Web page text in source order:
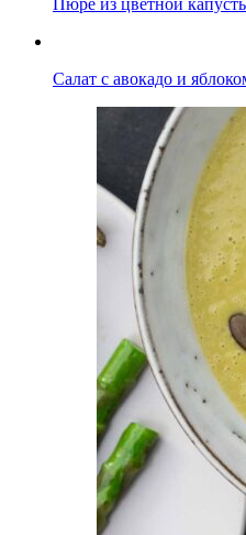
Салат с авокадо и